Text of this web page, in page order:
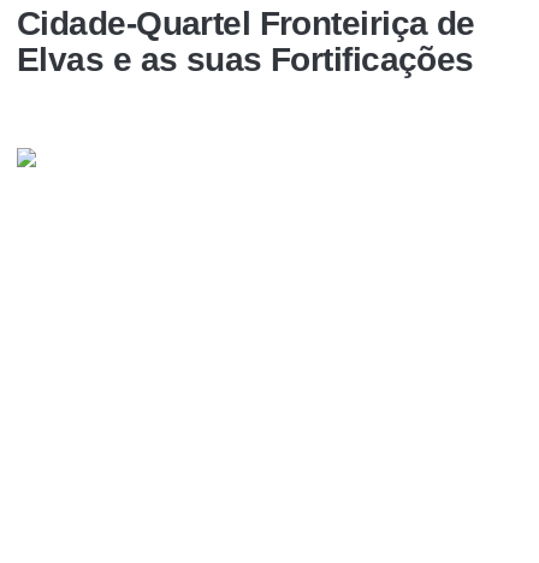
Cidade-Quartel Fronteiriça de
Elvas e as suas Fortificações